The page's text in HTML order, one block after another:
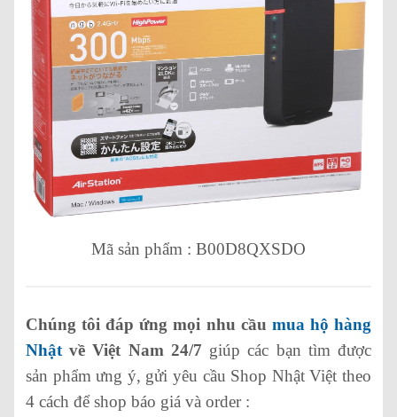
Mã sản phẩm : B00D8QXSDO
Chúng tôi đáp ứng mọi nhu cầu mua hộ hàng
Nhậtvề Việt Nam 24/7 giúp các bạn tìm được
sản phẩm ưng ý, gửi yêu cầu Shop Nhật Việt theo
4 cách để shop báo giá và order :